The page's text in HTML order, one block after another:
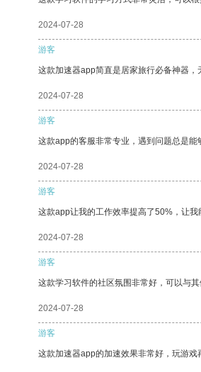
2024-07-28
游客
这款加速器app简直是居家旅行必备神器
2024-07-28
游客
这款app的客服非常专业，遇到问题总是能
2024-07-28
游客
这款app让我的工作效率提高了50%，让
2024-07-28
游客
这款学习软件的社区氛围非常好，可以与其
2024-07-28
游客
这款加速器app的加速效果非常好，玩游戏